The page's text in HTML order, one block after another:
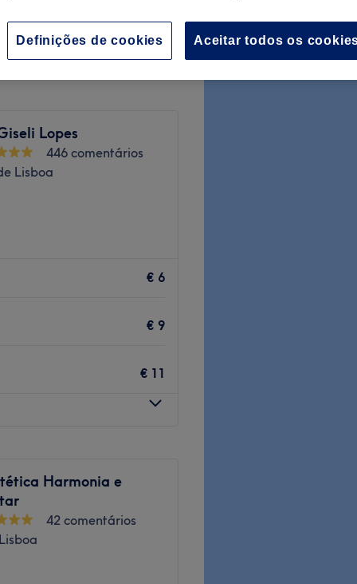
parafina pés
€ 15
make every
.
Lopes
446 comentários
Lisboa
€ 6
€ 9
€ 11
Harmonia e
42 comentários
Aceitar todos os
Definições de cookies